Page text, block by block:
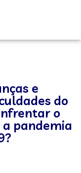
e
do
o
pandemia